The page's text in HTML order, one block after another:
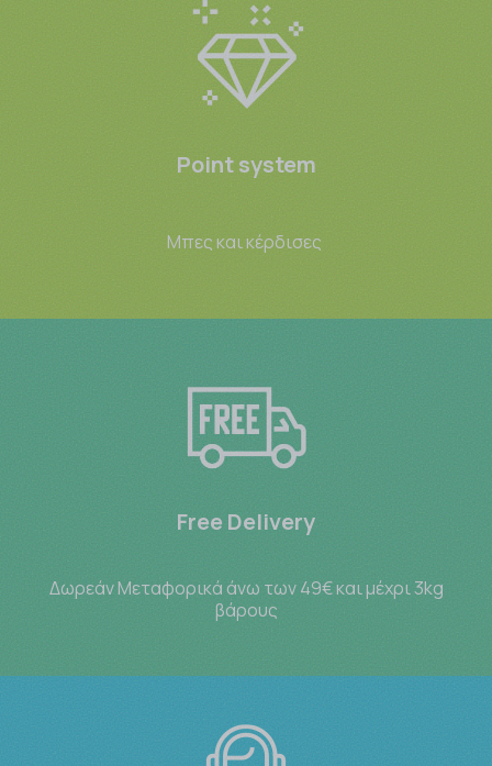
Point system
Μπες και κέρδισες
Free Delivery
Δωρεάν Μεταφορικά άνω των 49€ και μέχρι 3kg
βάρους